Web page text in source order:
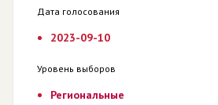
Дата голосования
2023-09-10
Уровень выборов
Региональные